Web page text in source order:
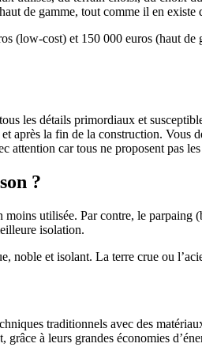
de gamme, tout comme il en existe
(low-cost) et 150 000 euros (haut
les détails primordiaux et
après la fin de la construction.
car tous ne proposent pas
?
utilisée. Par contre, le parpaing
isolation.
et isolant. La terre crue ou
traditionnels avec des
à leurs grandes économies